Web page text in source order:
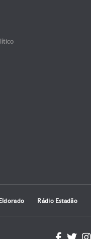
Rádio Estadão